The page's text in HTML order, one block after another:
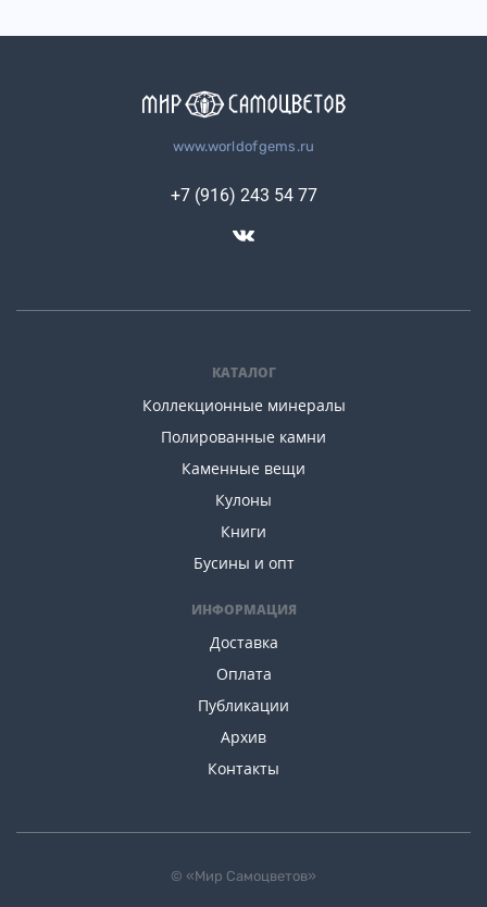
www.worldofgems.ru
КАТАЛОГ
Коллекционные минералы
Полированные камни
Каменные вещи
Кулоны
Книги
Бусины и опт
ИНФОРМАЦИЯ
Доставка
Оплата
Публикации
Архив
Контакты
+7 (916) 243 54 77
© «Мир Самоцветов»